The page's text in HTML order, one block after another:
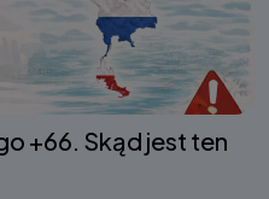
+66. Skąd jest ten